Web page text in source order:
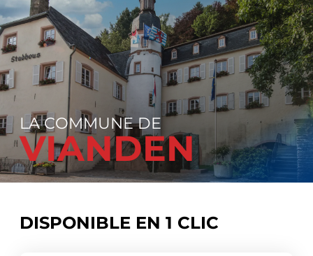
principal
LA COMMUNE DE
VIANDEN
DISPONIBLE EN 1 CLIC